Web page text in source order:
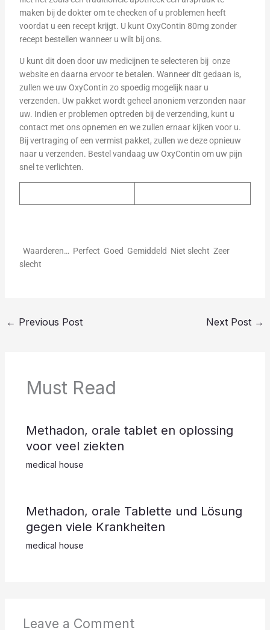
maken bij de dokter om te checken of u problemen heeft
voordat u een recept krijgt. U kunt OxyContin 80mg zonder
recept bestellen wanneer u wilt bij ons.
U kunt dit doen door uw medicijnen te selecteren bij onze
website en daarna ervoor te betalen. Wanneer dit gedaan is,
zullen we uw OxyContin zo spoedig mogelijk naar u
verzenden. Uw pakket wordt geheel anoniem verzonden naar
uw. Indien er problemen optreden bij de verzending, kunt u
contact met ons opnemen en we zullen ernaar kijken voor u.
Bij vertraging of een vermist pakket, zullen we deze opnieuw
naar u verzenden. Bestel vandaag uw OxyContin om uw pijn
snel te verlichten.
Waarderen… Perfect Goed Gemiddeld Niet slecht Zeer
slecht
← Previous Post Next Post →
Must Read
Methadon, orale tablet en oplossing
voor veel ziekten
medical house
Methadon, orale Tablette und Lösung
gegen viele Krankheiten
medical house
Leave a Comment